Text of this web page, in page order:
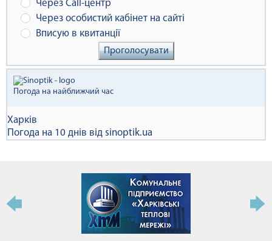
Через Сall-центр
Через особистий кабінет на сайті
Вписую в квитанції
Проголосувати
Погода на найближчий час
Харків
Погода на 10 днів від sinoptik.ua